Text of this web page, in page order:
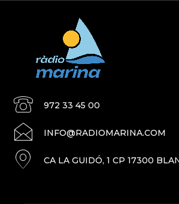
972 33 45 00
INFO@RADIOMARINA.COM
CA LA GUIDÓ, 1 CP 17300